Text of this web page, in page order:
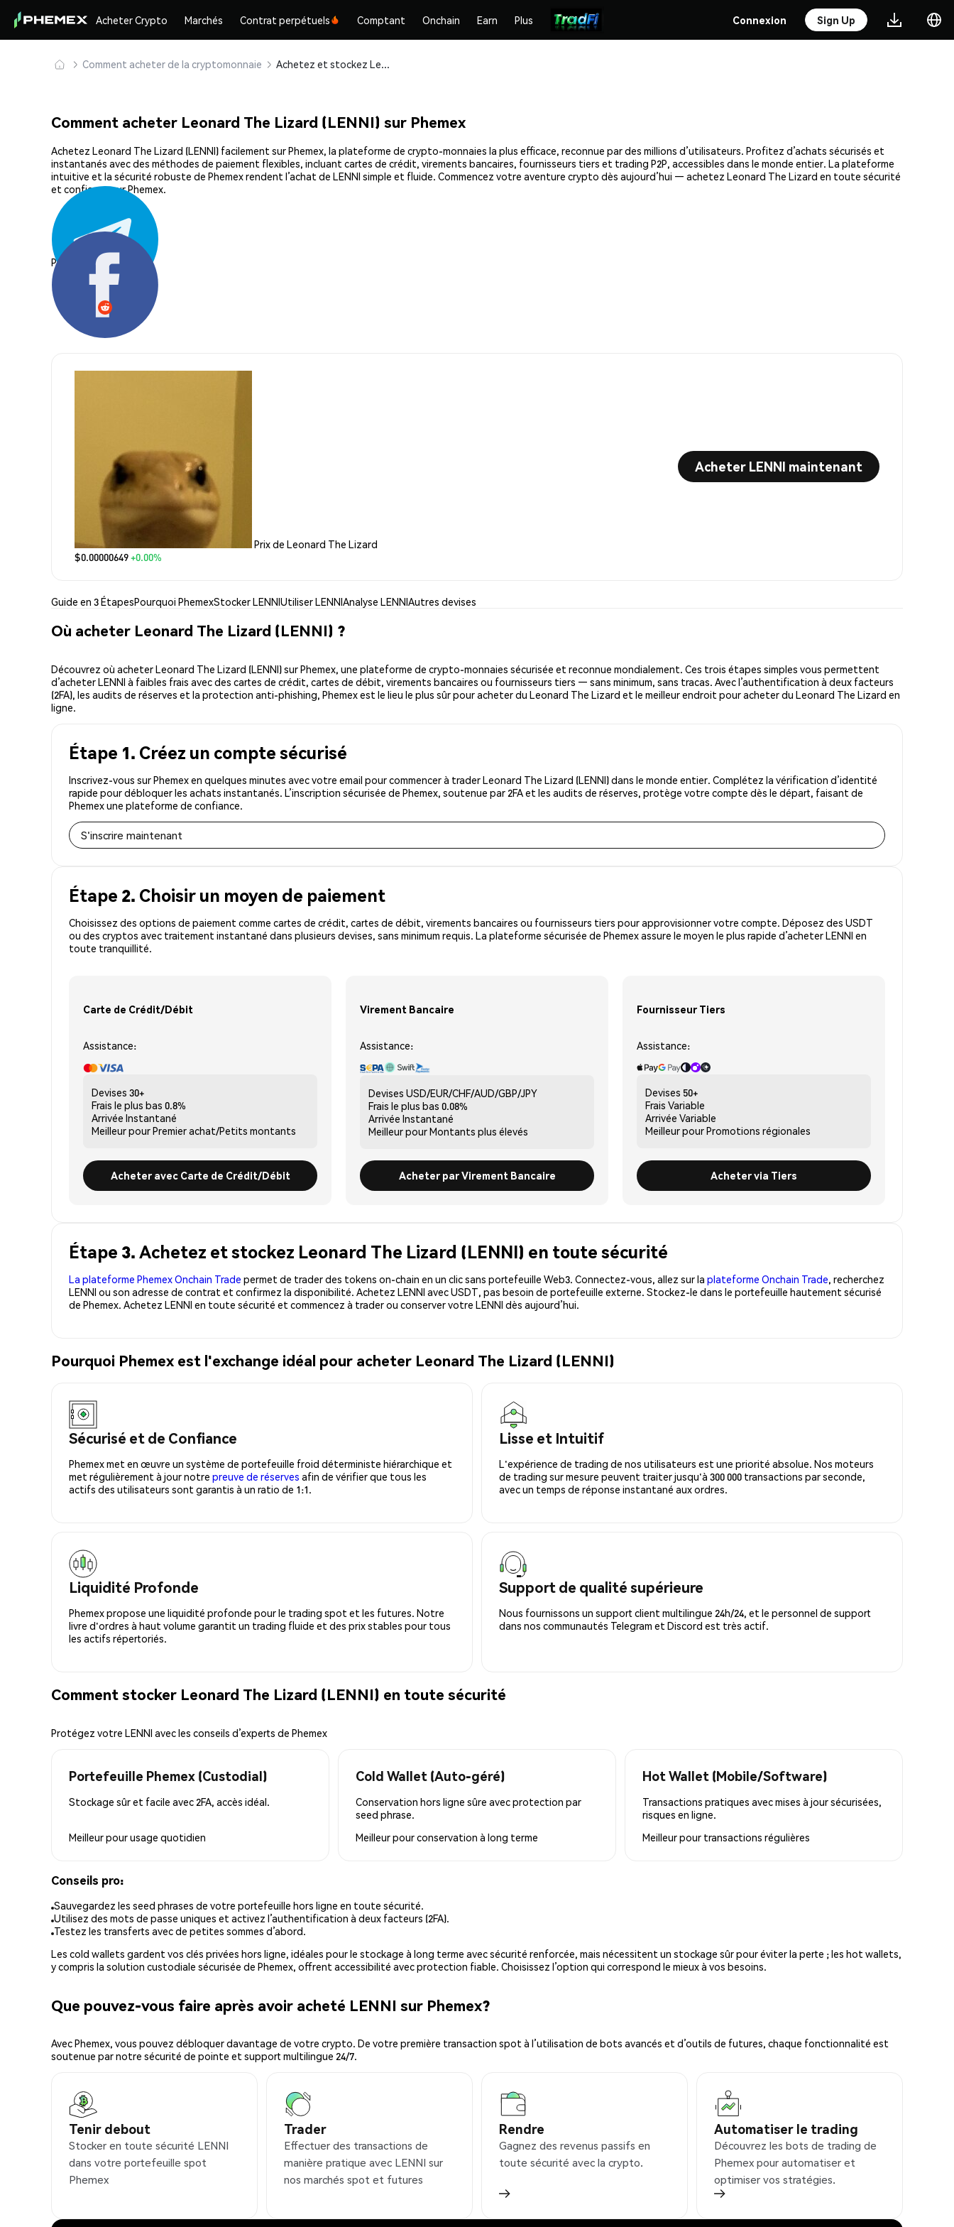
Acheter Crypto Marchés Contrat perpétuels Comptant Onchain Earn Plus Connexion Sign Up
Comment acheter de la cryptomonnaie Achetez et stockez Leonard The Lizard (LENNI) en toute sécurité
Comment acheter Leonard The Lizard (LENNI) sur Phemex
Achetez Leonard The Lizard (LENNI) facilement sur Phemex, la plateforme de crypto-monnaies la plus efficace, reconnue par des millions d’utilisateurs. Profitez d’achats sécurisés et
instantanés avec des méthodes de paiement flexibles, incluant cartes de crédit, virements bancaires, fournisseurs tiers et trading P2P, accessibles dans le monde entier. La plateforme
intuitive et la sécurité robuste de Phemex rendent l’achat de LENNI simple et fluide. Commencez votre aventure crypto dès aujourd’hui — achetez Leonard The Lizard en toute sécurité
et confiance sur Phemex.
Partager:
Prix de Leonard The Lizard
$0.00000649+0.00%
Acheter LENNI maintenant
Guide en 3 ÉtapesPourquoi PhemexStocker LENNIUtiliser LENNIAnalyse LENNIAutres devises
Où acheter Leonard The Lizard (LENNI) ?
Découvrez où acheter Leonard The Lizard (LENNI) sur Phemex, une plateforme de crypto-monnaies sécurisée et reconnue mondialement. Ces trois étapes simples vous permettent
d’acheter LENNI à faibles frais avec des cartes de crédit, cartes de débit, virements bancaires ou fournisseurs tiers — sans minimum, sans tracas. Avec l’authentification à deux facteurs
(2FA), les audits de réserves et la protection anti-phishing, Phemex est le lieu le plus sûr pour acheter du Leonard The Lizard et le meilleur endroit pour acheter du Leonard The Lizard en
ligne.
Étape 1. Créez un compte sécurisé
Inscrivez-vous sur Phemex en quelques minutes avec votre email pour commencer à trader Leonard The Lizard (LENNI) dans le monde entier. Complétez la vérification d’identité
rapide pour débloquer les achats instantanés. L’inscription sécurisée de Phemex, soutenue par 2FA et les audits de réserves, protège votre compte dès le départ, faisant de
Phemex une plateforme de confiance.
S'inscrire maintenant
Étape 2. Choisir un moyen de paiement
Choisissez des options de paiement comme cartes de crédit, cartes de débit, virements bancaires ou fournisseurs tiers pour approvisionner votre compte. Déposez des USDT
ou des cryptos avec traitement instantané dans plusieurs devises, sans minimum requis. La plateforme sécurisée de Phemex assure le moyen le plus rapide d’acheter LENNI en
toute tranquillité.
Carte de Crédit/Débit
Assistance:
Devises 30+
Frais le plus bas 0.8%
Arrivée Instantané
Meilleur pourPremier achat/Petits montants
Acheter avec Carte de Crédit/Débit
Virement Bancaire
Assistance:
Devises USD/EUR/CHF/AUD/GBP/JPY
Frais le plus bas 0.08%
Arrivée Instantané
Meilleur pourMontants plus élevés
Acheter par Virement Bancaire
Fournisseur Tiers
Assistance:
Devises 50+
Frais Variable
Arrivée Variable
Meilleur pourPromotions régionales
Acheter via Tiers
Étape 3. Achetez et stockez Leonard The Lizard (LENNI) en toute sécurité
La plateforme Phemex Onchain Trade permet de trader des tokens on-chain en un clic sans portefeuille Web3. Connectez-vous, allez sur la plateforme Onchain Trade, recherchez
LENNI ou son adresse de contrat et confirmez la disponibilité. Achetez LENNI avec USDT, pas besoin de portefeuille externe. Stockez-le dans le portefeuille hautement sécurisé
de Phemex. Achetez LENNI en toute sécurité et commencez à trader ou conserver votre LENNI dès aujourd’hui.
Pourquoi Phemex est l'exchange idéal pour acheter Leonard The Lizard (LENNI)
Sécurisé et de Confiance
Phemex met en œuvre un système de portefeuille froid déterministe hiérarchique et
met régulièrement à jour notre preuve de réserves afin de vérifier que tous les
actifs des utilisateurs sont garantis à un ratio de 1:1.
Lisse et Intuitif
L'expérience de trading de nos utilisateurs est une priorité absolue. Nos moteurs
de trading sur mesure peuvent traiter jusqu'à 300 000 transactions par seconde,
avec un temps de réponse instantané aux ordres.
Liquidité Profonde
Phemex propose une liquidité profonde pour le trading spot et les futures. Notre
livre d'ordres à haut volume garantit un trading fluide et des prix stables pour tous
les actifs répertoriés.
Support de qualité supérieure
Nous fournissons un support client multilingue 24h/24, et le personnel de support
dans nos communautés Telegram et Discord est très actif.
Comment stocker Leonard The Lizard (LENNI) en toute sécurité
Protégez votre LENNI avec les conseils d’experts de Phemex
Portefeuille Phemex (Custodial)
Stockage sûr et facile avec 2FA, accès idéal.
Meilleur pourusage quotidien
Cold Wallet (Auto-géré)
Conservation hors ligne sûre avec protection par
seed phrase.
Meilleur pourconservation à long terme
Hot Wallet (Mobile/Software)
Transactions pratiques avec mises à jour sécurisées,
risques en ligne.
Meilleur pour transactions régulières
Conseils pro:
Sauvegardez les seed phrases de votre portefeuille hors ligne en toute sécurité.
Utilisez des mots de passe uniques et activez l’authentification à deux facteurs (2FA).
Testez les transferts avec de petites sommes d’abord.
Les cold wallets gardent vos clés privées hors ligne, idéales pour le stockage à long terme avec sécurité renforcée, mais nécessitent un stockage sûr pour éviter la perte ; les hot wallets,
y compris la solution custodiale sécurisée de Phemex, offrent accessibilité avec protection fiable. Choisissez l’option qui correspond le mieux à vos besoins.
Que pouvez-vous faire après avoir acheté LENNI sur Phemex?
Avec Phemex, vous pouvez débloquer davantage de votre crypto. De votre première transaction spot à l’utilisation de bots avancés et d’outils de futures, chaque fonctionnalité est
soutenue par notre sécurité de pointe et support multilingue 24/7.
Tenir debout
Stocker en toute sécurité LENNI
dans votre portefeuille spot
Phemex
Trader
Effectuer des transactions de
manière pratique avec LENNI sur
nos marchés spot et futures
Rendre
Gagnez des revenus passifs en
toute sécurité avec la crypto.
Automatiser le trading
Découvrez les bots de trading de
Phemex pour automatiser et
optimiser vos stratégies.